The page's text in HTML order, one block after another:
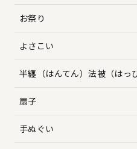
お祭り
よさこい
半纏（はんてん）法被（はっぴ
扇子
手ぬぐい